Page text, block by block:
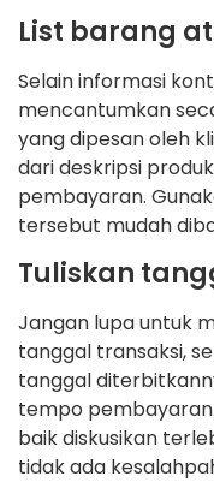
List barang
Selain informasi
mencantumkan
yang dipesan oleh
dari deskripsi
pembayaran.
tersebut mudah
Tuliskan
Jangan lupa untuk
tanggal transaksi,
tanggal
tempo
baik diskusikan
tidak ada